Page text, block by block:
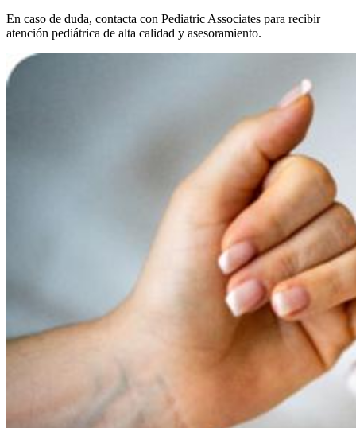
En caso de duda, contacta con Pediatric Associates para recibir
atención pediátrica de alta calidad y asesoramiento.